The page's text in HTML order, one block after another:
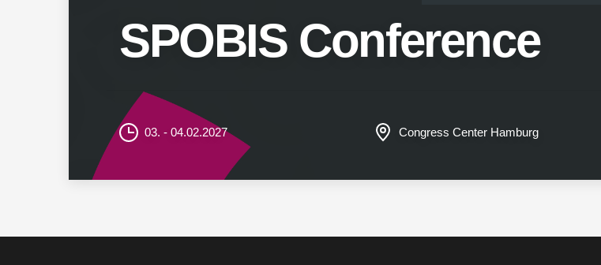
SPOBIS Conference
03. - 04.02.2027 Congress Center Hamburg